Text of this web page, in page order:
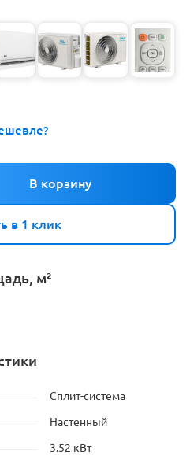
в 1 клик
м²
Сплит-система
Настенный
3.52 кВт